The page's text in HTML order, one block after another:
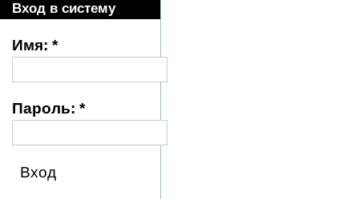
Вход в систему
Имя: *
Пароль: *